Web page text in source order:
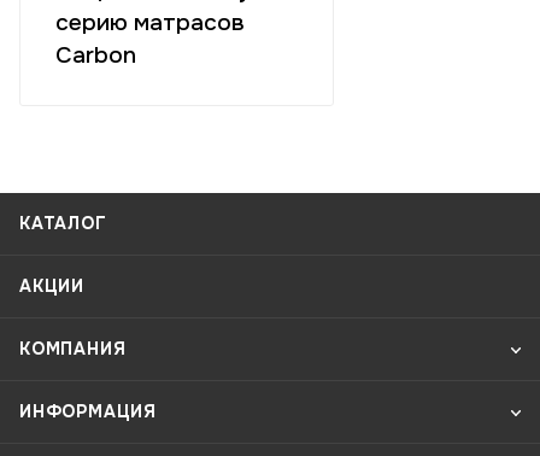
серию матрасов
Carbon
КАТАЛОГ
АКЦИИ
КОМПАНИЯ
ИНФОРМАЦИЯ